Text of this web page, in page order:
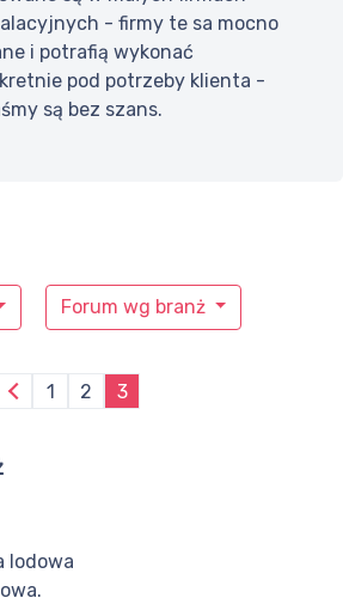
- firmy te sa mocno
i potrafią wykonać
pod potrzeby klienta -
są bez szans.
Forum wg branż
1 2 3
lodowa